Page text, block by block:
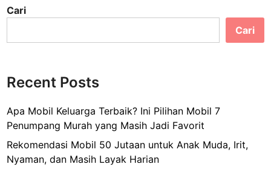
Cari
Cari
Recent Posts
Apa Mobil Keluarga Terbaik? Ini Pilihan Mobil 7
Penumpang Murah yang Masih Jadi Favorit
Rekomendasi Mobil 50 Jutaan untuk Anak Muda, Irit,
Nyaman, dan Masih Layak Harian